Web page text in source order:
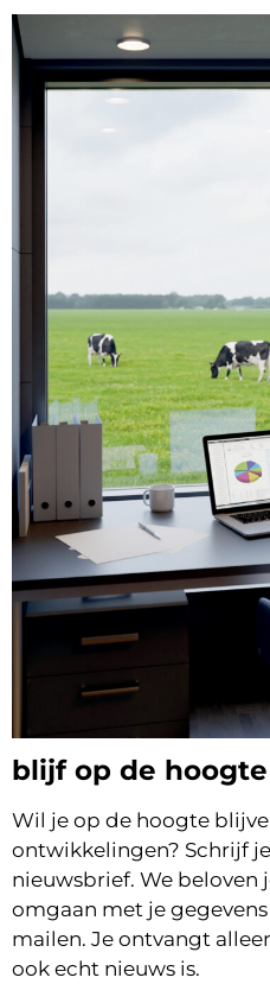
blijf op de hoogte
Wil je op de hoogte
ontwikkelingen? Schrijf
nieuwsbrief. We
omgaan met je
mailen. Je ontvangt
ook echt nieuws is.